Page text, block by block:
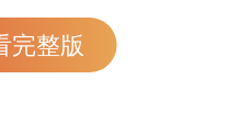
完整版